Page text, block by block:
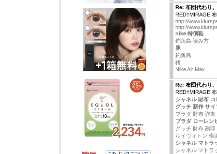
Re: 布団代わり。
RED†MIRAGE:
http://
http://
nike 特價鞋
釣魚島 読み方
豚
釣魚島
猪
Nike Air Max
Re: 布団代わり。
RED†MIRAGE:
シャネル 財布 コ
グッチ 新作 サイ
プラダ 財布 詐欺
プラダ ローレン
グッチ 財布 刻印
ルイヴィトン 横
シャネル マトラ
シャネル マトラ